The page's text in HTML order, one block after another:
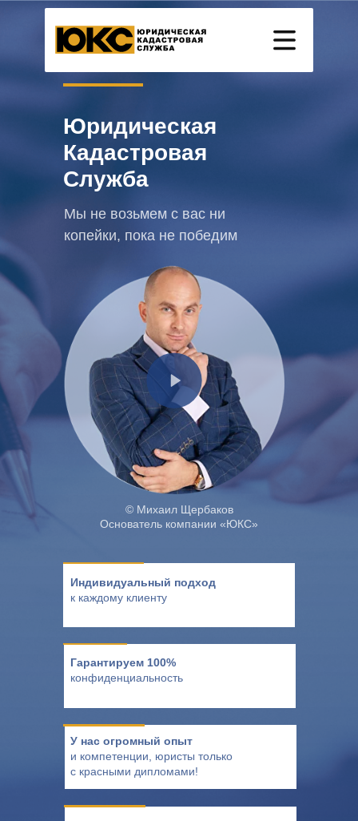
Юридическая
Кадастровая
Служба
Мы не возьмем с вас ни
копейки, пока не победим
© Михаил Щербаков
Основатель компании «ЮКС»
Лучшие в своем деле на Вашей
Гарантируем 100%
конфиденциальность
Индивидуальный подход
к каждому клиенту
У нас огромный опыт
и компетенции, юристы только
с красными дипломами!